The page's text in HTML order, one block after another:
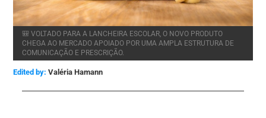
🎒 VOLTADO PARA A LANCHEIRA ESCOLAR, O NOVO PRODUTO
CHEGA AO MERCADO APOIADO POR UMA AMPLA ESTRUTURA DE
COMUNICAÇÃO E PRESCRIÇÃO.
Edited by: Valéria Hamann